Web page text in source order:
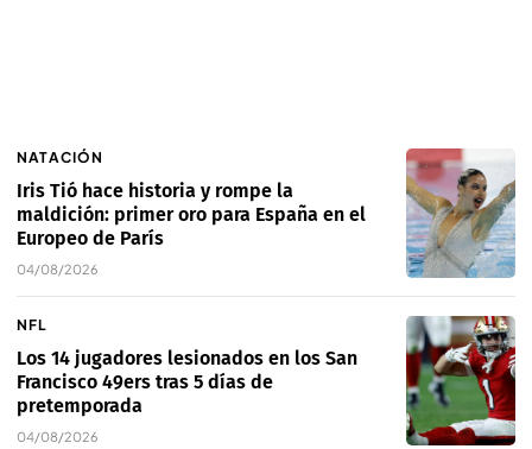
NATACIÓN
Iris Tió hace historia y rompe la
maldición: primer oro para España en el
Europeo de París
04/08/2026
NFL
Los 14 jugadores lesionados en los San
Francisco 49ers tras 5 días de
pretemporada
04/08/2026